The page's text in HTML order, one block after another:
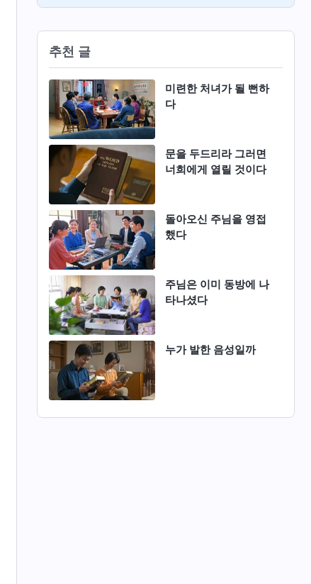
추천 글
미련한 처녀가 될 뻔하
다
문을 두드리라 그러면
너희에게 열릴 것이다
돌아오신 주님을 영접
했다
주님은 이미 동방에 나
타나셨다
누가 발한 음성일까